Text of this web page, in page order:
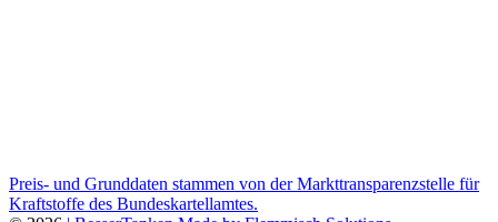
Preis- und Grunddaten stammen von der Markttransparenzstelle für
Kraftstoffe des Bundeskartellamtes.